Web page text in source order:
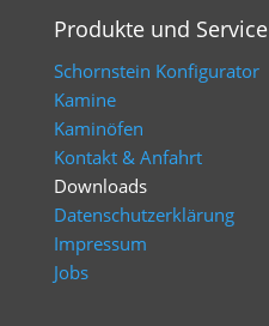
Produkte und Service
Schornstein Konfigurator
Kamine
Kaminöfen
Kontakt & Anfahrt
Downloads
Datenschutzerklärung
Impressum
Jobs